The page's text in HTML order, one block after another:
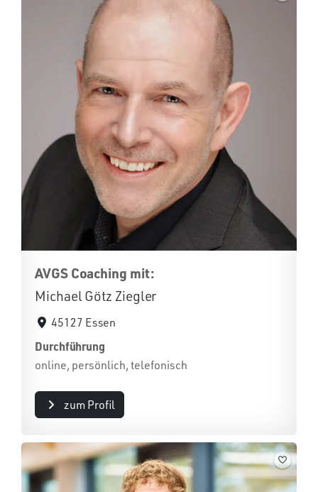
AVGS Coaching mit:
Michael Götz Ziegler
45127 Essen
Durchführung
online, persönlich, telefonisch
zum Profil